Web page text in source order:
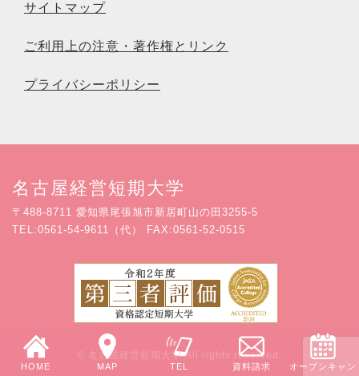
HOME MAP TEL 資料請求 オープンキャン
サイトマップ
ご利用上の注意・著作権とリンク
プライバシーポリシー
名古屋経営短期大学
〒488-8711 愛知県尾張旭市新居町山の田3255-5
TEL:0561-54-9611（代） FAX:0561-52-0515
© 名古屋経営短期大学 All rights reserved.